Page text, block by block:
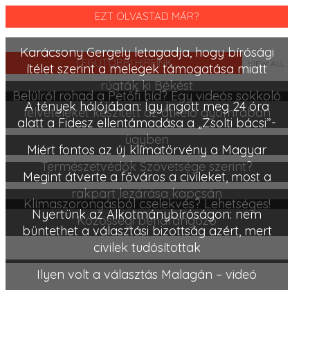
EZT OLVASTAD MÁR?
LEGUTÓBBI HÍREINK VIEW ALL
Karácsony Gergely letagadja, hogy bírósági
ítélet szerint a melegek támogatása miatt
rúgták ki Békést
Belülről rohad a Petőfi híd? Egy videós sokkoló
felvételeket készített az átkelő gyomrában
A tények hálójában: Így ingott meg 24 óra
alatt a Fidesz ellentámadása a „Zsolti bácsi”-
ügyben
Miért fontos az új klímatörvény a Magyar
Természetvédők Szövetsége szerint?
Megint átverte a főváros a civileket, most a
rakpart lezárása kapcsán
Klímaszorongásból cselekvés? Lehetséges!
Közösségi beharangozó
Nyertünk az Alkotmánybíróságon: nem
büntethet a választási bizottság azért, mert
civilek tudósítottak
Ilyen volt a választás Malagán – videó